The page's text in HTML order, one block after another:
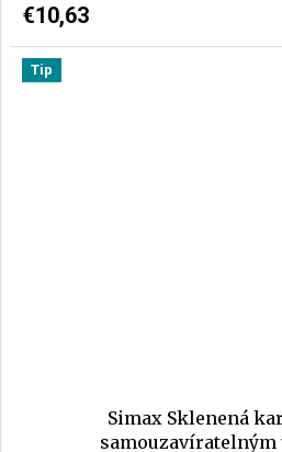
€10,63
Tip
Simax Sklenená
samouzavíratelným